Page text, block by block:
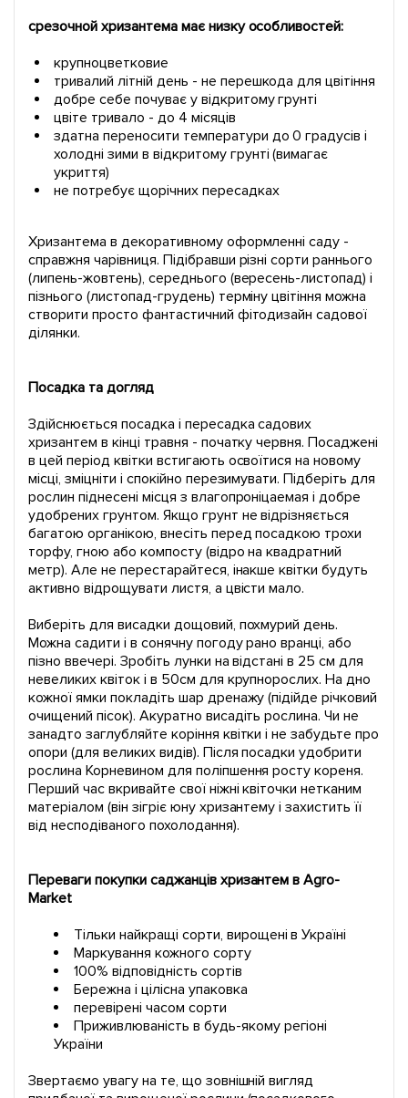
срезочной хризантема має низку особливостей:
крупноцветковие
тривалий літній день - не перешкода для цвітіння
добре себе почуває у відкритому грунті
цвіте тривало - до 4 місяців
здатна переносити температури до 0 градусів і
холодні зими в відкритому грунті (вимагає
укриття)
не потребує щорічних пересадках
Хризантема в декоративному оформленні саду -
справжня чарівниця. Підібравши різні сорти раннього
(липень-жовтень), середнього (вересень-листопад) і
пізнього (листопад-грудень) терміну цвітіння можна
створити просто фантастичний фітодизайн садової
ділянки.
Посадка та догляд
Здійснюється посадка і пересадка садових
хризантем в кінці травня - початку червня. Посаджені
в цей період квітки встигають освоїтися на новому
місці, зміцніти і спокійно перезимувати. Підберіть для
рослин піднесені місця з влагопроніцаемая і добре
удобрених грунтом. Якщо грунт не відрізняється
багатою органікою, внесіть перед посадкою трохи
торфу, гною або компосту (відро на квадратний
метр). Але не перестарайтеся, інакше квітки будуть
активно відрощувати листя, а цвісти мало.
Виберіть для висадки дощовий, похмурий день.
Можна садити і в сонячну погоду рано вранці, або
пізно ввечері. Зробіть лунки на відстані в 25 см для
невеликих квіток і в 50см для крупнорослих. На дно
кожної ямки покладіть шар дренажу (підійде річковий
очищений пісок). Акуратно висадіть рослина. Чи не
занадто заглубляйте коріння квітки і не забудьте про
опори (для великих видів). Після посадки удобрити
рослина Корневином для поліпшення росту кореня.
Перший час вкривайте свої ніжні квіточки нетканим
матеріалом (він зігріє юну хризантему і захистить її
від несподіваного похолодання).
Переваги покупки саджанців хризантем в Agro-
Market
Тільки найкращі сорти, вирощені в Україні
Маркування кожного сорту
100% відповідність сортів
Бережна і цілісна упаковка
перевірені часом сорти
Приживлюваність в будь-якому регіоні
України
Звертаємо увагу на те, що зовнішній вигляд